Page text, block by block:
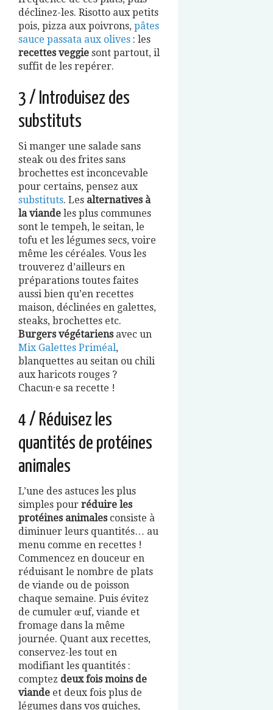
déclinez-les. Risotto aux petits
pois, pizza aux poivrons, pâtes
sauce passata aux olives : les
recettes veggie sont partout, il
suffit de les repérer.
3 / Introduisez des
substituts
Si manger une salade sans
steak ou des frites sans
brochettes est inconcevable
pour certains, pensez aux
substituts. Les alternatives à
la viande les plus communes
sont le tempeh, le seitan, le
tofu et les légumes secs, voire
même les céréales. Vous les
trouverez d’ailleurs en
préparations toutes faites
aussi bien qu’en recettes
maison, déclinées en galettes,
steaks, brochettes etc.
Burgers végétariensavec un
Mix Galettes Priméal,
blanquettes au seitan ou chili
aux haricots rouges ?
Chacun·e sa recette !
4 / Réduisez les
quantités de protéines
animales
L’une des astuces les plus
simples pour réduire les
protéines animalesconsiste à
diminuer leurs quantités… au
menu comme en recettes !
Commencez en douceur en
réduisant le nombre de plats
de viande ou de poisson
chaque semaine. Puis évitez
de cumuler œuf, viande et
fromage dans la même
journée. Quant aux recettes,
conservez-les tout en
modifiant les quantités :
comptez deux fois moins de
viande et deux fois plus de
légumes dans vos quiches,